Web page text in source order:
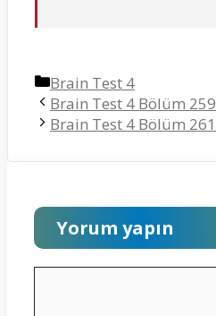
Kategoriler
Brain Test 4
Brain Test 4 Bölüm 259
Brain Test 4 Bölüm 261
Yorum yapın